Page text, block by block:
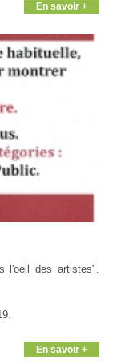
En savoir +
l'oeil des artistes".
En savoir +